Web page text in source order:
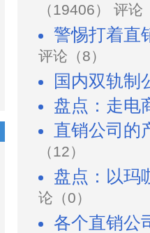
（19406） 评论
警惕打着直
评论（8）
国内双轨制
盘点：走电
直销公司的
（12）
盘点：以玛
论（0）
各个直销公